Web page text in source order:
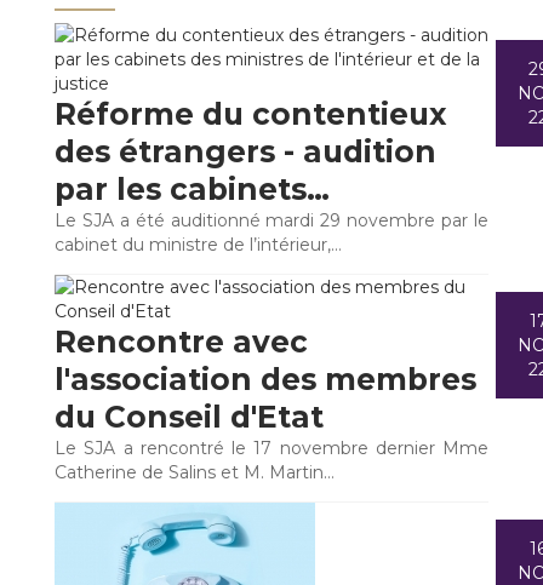
Réforme du contentieux
des étrangers - audition
par les cabinets…
Le SJA a été auditionné mardi 29 novembre par le
cabinet du ministre de l’intérieur,…
Rencontre avec
l'association des membres
du Conseil d'Etat
Le SJA a rencontré le 17 novembre dernier Mme
Catherine de Salins et M. Martin…